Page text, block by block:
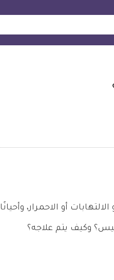
أو الاحمرار، وأحيانًا
وكيف يتم علاجه؟